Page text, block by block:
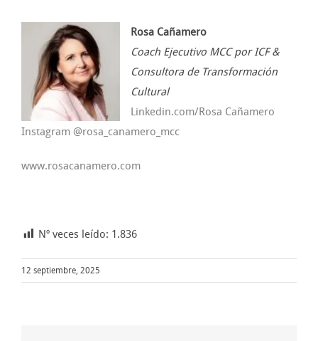
Rosa Cañamero
Coach Ejecutivo MCC por ICF &
Consultora de Transformación
Cultural
Linkedin.com/Rosa Cañamero
Instagram @rosa_canamero_mcc
www.rosacanamero.com
Nº veces leído: 1.836
12 septiembre, 2025